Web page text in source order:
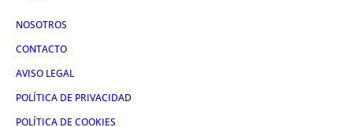
NOSOTROS
CONTACTO
AVISO LEGAL
POLÍTICA DE PRIVACIDAD
POLÍTICA DE COOKIES